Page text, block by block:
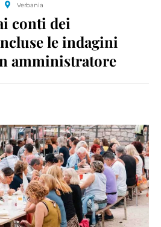
Verbania
conti dei
le indagini
amministratore